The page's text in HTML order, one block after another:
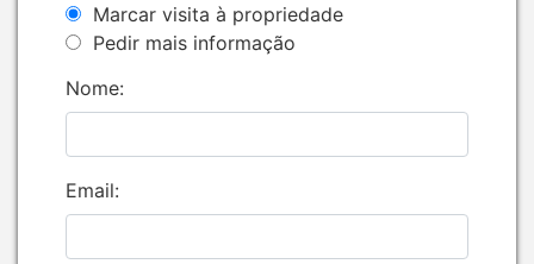
Marcar visita à propriedade
Pedir mais informação
Nome:
Email: